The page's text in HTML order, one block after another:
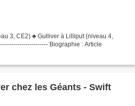
3, CE2) ♣ Gulliver à Lilliput (niveau 4,
Biographie : Article
chez les Géants - Swift